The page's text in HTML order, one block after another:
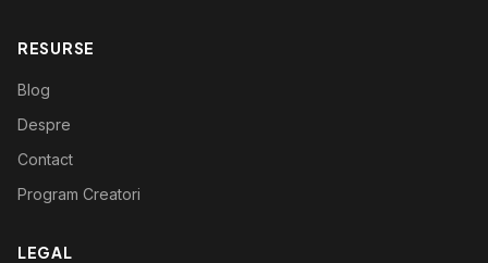
RESURSE
Blog
Despre
Contact
Program Creatori
LEGAL